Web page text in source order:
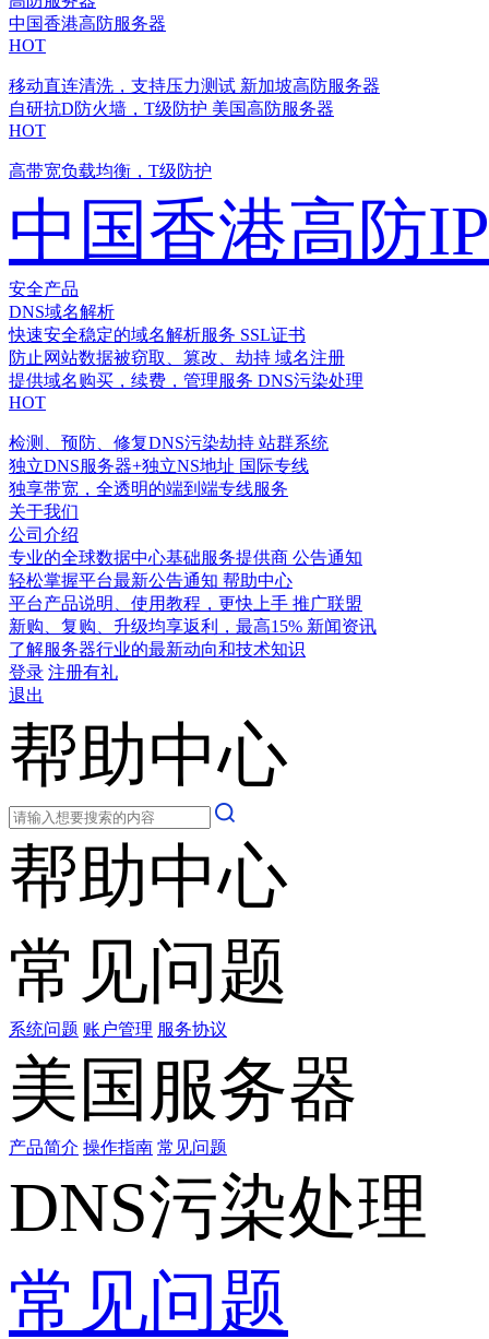
中国香港高防服务器
HOT
移动直连清洗，支持压力测试 新加坡高防服务器
自研抗D防火墙，T级防护 美国高防服务器
HOT
高带宽负载均衡，T级防护
中国香港高防IP
安全产品
DNS域名解析
快速安全稳定的域名解析服务 SSL证书
防止网站数据被窃取、篡改、劫持 域名注册
提供域名购买，续费，管理服务 DNS污染处理
HOT
检测、预防、修复DNS污染劫持 站群系统
独立DNS服务器+独立NS地址 国际专线
独享带宽，全透明的端到端专线服务
关于我们
公司介绍
专业的全球数据中心基础服务提供商 公告通知
轻松掌握平台最新公告通知 帮助中心
平台产品说明、使用教程，更快上手 推广联盟
新购、复购、升级均享返利，最高15% 新闻资讯
了解服务器行业的最新动向和技术知识
登录 注册有礼
退出
帮助中心
帮助中心
常见问题
系统问题 账户管理 服务协议
美国服务器
产品简介 操作指南 常见问题
DNS污染处理
常见问题